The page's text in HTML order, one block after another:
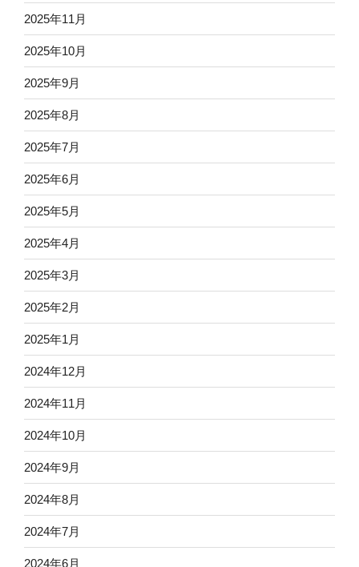
2025年11月
2025年10月
2025年9月
2025年8月
2025年7月
2025年6月
2025年5月
2025年4月
2025年3月
2025年2月
2025年1月
2024年12月
2024年11月
2024年10月
2024年9月
2024年8月
2024年7月
2024年6月